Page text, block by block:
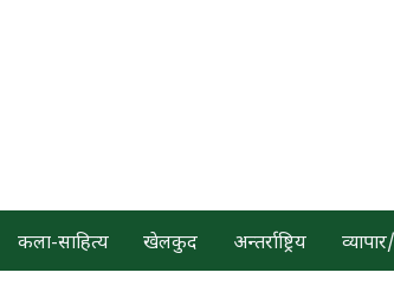
कला-साहित्य खेलकुद अन्तर्राष्ट्रिय व्यापार/